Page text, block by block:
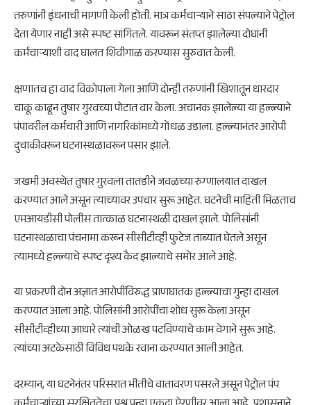
तरुणांनी इंधनाची मागणी केली होती. मात्र कर्मचाऱ्याने साठा संपल्याने पेट्रोल
देता येणार नाही असे स्पष्ट सांगितले. यावरून संतप्त झालेल्या दोघांनी
कर्मचाऱ्याशी वाद घालत शिवीगाळ करण्यास सुरुवात केली.
क्षणातच हा वाद विकोपाला गेला आणि दोन्ही तरुणांनी खिशातून धारदार
चाकू काढून तुषार गुरवच्या पोटात वार केला. अचानक झालेल्या या हल्ल्याने
पंपावरील कर्मचारी आणि नागरिकांमध्ये गोंधळ उडाला. हल्ल्यानंतर आरोपी
दुचाकीवरून घटनास्थळावरून पसार झाले.
जखमी अवस्थेत तुषार गुरवला तातडीने जवळच्या रुग्णालयात दाखल
करण्यात आले असून त्याच्यावर उपचार सुरू आहेत. घटनेची माहिती मिळताच
एमआयडीसी पोलीस तात्काळ घटनास्थळी दाखल झाले. पोलिसांनी
घटनास्थळाचा पंचनामा करून सीसीटीव्ही फुटेज ताब्यात घेतले असून
त्यामध्ये हल्ल्याचे स्पष्ट दृश्य कैद झाल्याचे समोर आले आहे.
या प्रकरणी दोन अज्ञात आरोपींविरुद्ध प्राणघातक हल्ल्याचा गुन्हा दाखल
करण्यात आला आहे. पोलिसांनी आरोपींचा शोध सुरू केला असून
सीसीटीव्हीच्या आधारे त्यांची ओळख पटविण्याचे काम वेगाने सुरू आहे.
त्यांच्या अटकेसाठी विविध पथके रवाना करण्यात आली आहेत.
दरम्यान, या घटनेनंतर परिसरात भीतीचे वातावरण पसरले असून पेट्रोल पंप